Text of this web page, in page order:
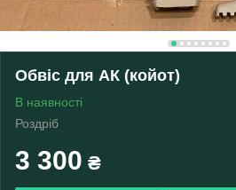
Обвіс для АК (койот)
В наявності
Роздріб
3 300 ₴